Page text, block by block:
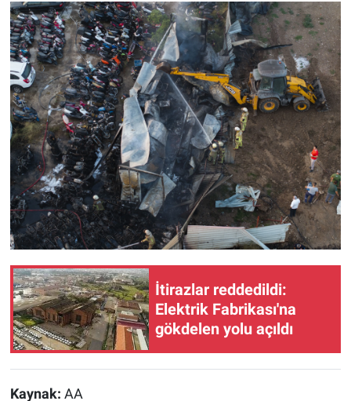
İtirazlar reddedildi:
Elektrik Fabrikası'na
gökdelen yolu açıldı
Kaynak: AA